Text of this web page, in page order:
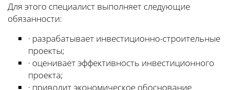
Для этого специалист выполняет следующие
обязанности:
· разрабатывает инвестиционно-строительные
проекты;
· оценивает эффективность инвестиционного
проекта;
· приводит экономическое обоснование